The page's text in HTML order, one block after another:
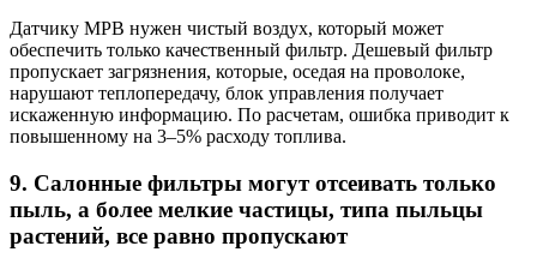
Датчику МРВ нужен чистый воздух, который может
обеспечить только качественный фильтр. Дешевый фильтр
пропускает загрязнения, которые, оседая на проволоке,
нарушают теплопередачу, блок управления получает
искаженную информацию. По расчетам, ошибка приводит к
повышенному на 3–5% расходу топлива.
9. Салонные фильтры могут отсеивать только
пыль, а более мелкие частицы, типа пыльцы
растений, все равно пропускают